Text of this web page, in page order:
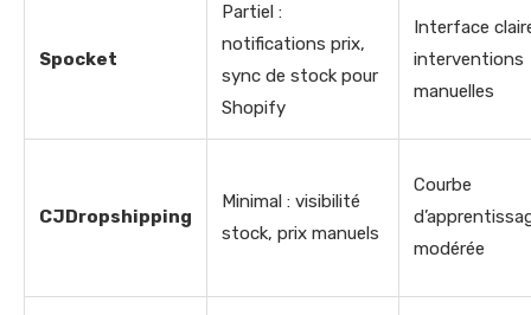
Spocket
Partiel :
notifications prix,
sync de stock pour
Shopify
Interface
interventions
manuelles
CJDropshipping
Minimal : visibilité
stock, prix manuels
Courbe
modérée